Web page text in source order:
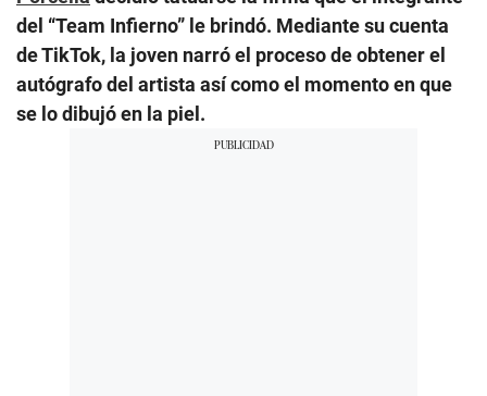
del “Team Infierno” le brindó. Mediante su cuenta
de TikTok, la joven narró el proceso de obtener el
autógrafo del artista así como el momento en que
se lo dibujó en la piel.